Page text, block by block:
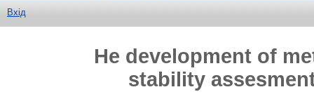
Вхід
He development of
stability